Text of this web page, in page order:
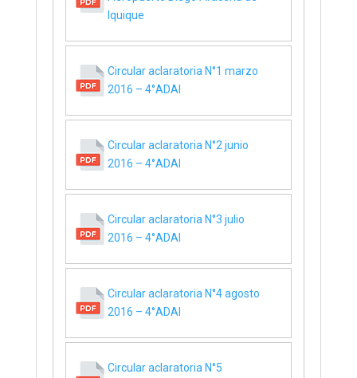
Iquique
Circular aclaratoria N°1 marzo
2016 – 4°ADAI
Circular aclaratoria N°2 junio
2016 – 4°ADAI
Circular aclaratoria N°3 julio
2016 – 4°ADAI
Circular aclaratoria N°4 agosto
2016 – 4°ADAI
Circular aclaratoria N°5